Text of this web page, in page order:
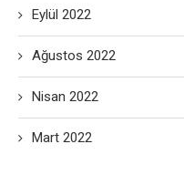
Eylül 2022
Ağustos 2022
Nisan 2022
Mart 2022